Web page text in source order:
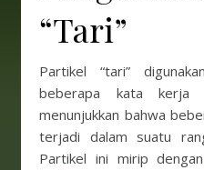
“Tari”
Partikel “tari”
beberapa kata
menunjukkan bahwa
terjadi dalam suatu
Partikel ini mirip dengan